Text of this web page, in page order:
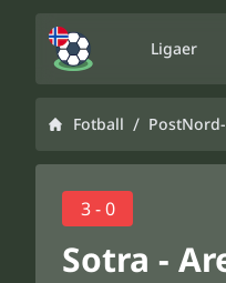
Ligaer
Fotball /
3 - 0
Sotra -